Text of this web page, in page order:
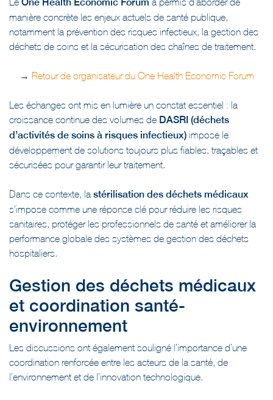
manière concrète les enjeux actuels de santé publique,
notamment la prévention des risques infectieux, la gestion des
déchets de soins et la sécurisation des chaînes de traitement.
croissance continue des volumes deDASRI (déchets
d’activités de soins à risques infectieux) impose le
développement de solutions toujours plus fiables, traçables et
sécurisées pour garantir leur traitement.
s’impose comme une réponse clé pour réduire les risques
sanitaires, protéger les professionnels de santé et améliorer la
performance globale des systèmes de gestion des déchets
hospitaliers.
et coordination santé-
environnement
Les discussions ont également souligné l’importance d’une
coordination renforcée entre les acteurs de la santé, de
l’environnement et de l’innovation technologique.